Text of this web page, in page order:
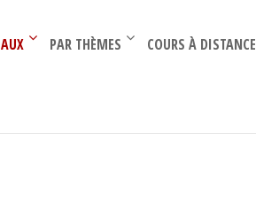
PAR THÈMES COURS À DISTANCE